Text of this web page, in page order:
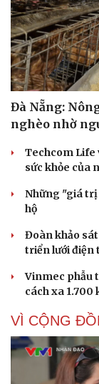
Cải chính
Đà Nẵng:
nghèo nhờ
Techcom Life
sức khỏe của
Những "giá trị
hộ
Đoàn khảo sát
triển lưới điện
Vinmec phẫu
cách xa 1.700
VÌ CỘNG